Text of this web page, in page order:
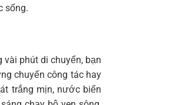
sống.
phút di chuyển, bạn
chuyến công tác hay
trắng mịn, nước biển